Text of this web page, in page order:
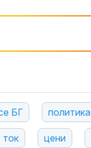
БГ политика
ток цени